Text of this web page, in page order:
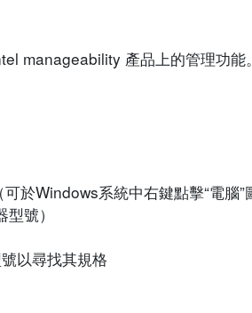
manageability 產品上的管理功能。
於Windows系統中右鍵點擊“電腦
號）
以尋找其規格